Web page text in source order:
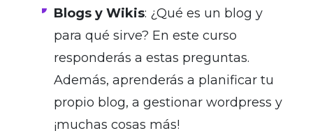
Blogs y Wikis: ¿Qué es un blog y
para qué sirve? En este curso
responderás a estas preguntas.
Además, aprenderás a planificar tu
propio blog, a gestionar wordpress y
¡muchas cosas más!